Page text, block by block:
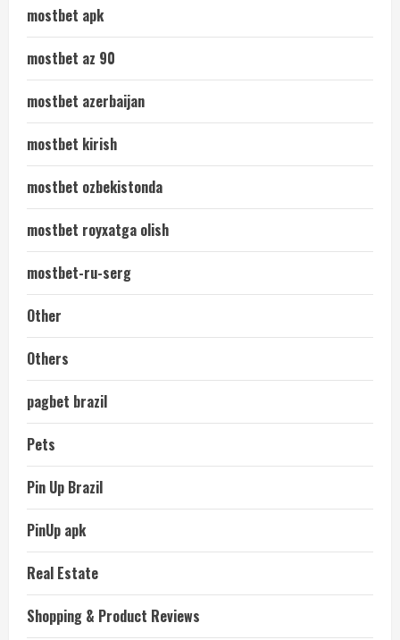
mostbet apk
mostbet az 90
mostbet azerbaijan
mostbet kirish
mostbet ozbekistonda
mostbet royxatga olish
mostbet-ru-serg
Other
Others
pagbet brazil
Pets
Pin Up Brazil
PinUp apk
Real Estate
Shopping & Product Reviews